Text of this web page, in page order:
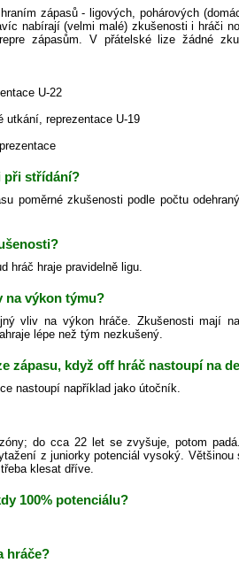
zápasů - ligových, pohárových
nabírají (velmi malé) zkušenosti i hráči
zápasům. V přátelské lize žádné
U-22
utkání, reprezentace U-19
při střídání?
poměrné zkušenosti podle počtu
hráč hraje pravidelně ligu.
na výkon týmu?
vliv na výkon hráče. Zkušenosti mají
lépe než tým nezkušený.
zápasu, když off hráč nastoupí na
nastoupí například jako útočník.
do cca 22 let se zvyšuje, potom
z juniorky potenciál vysoký.
klesat dříve.
100% potenciálu?
hráče?